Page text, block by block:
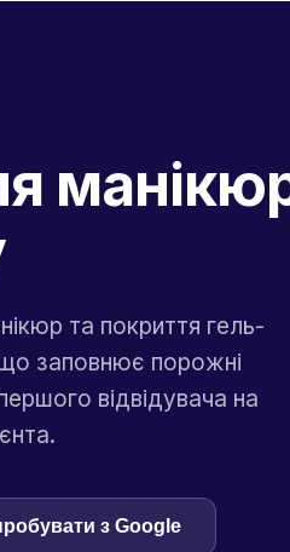
та покриття гель-
заповнює порожні
відвідувача на
з Google